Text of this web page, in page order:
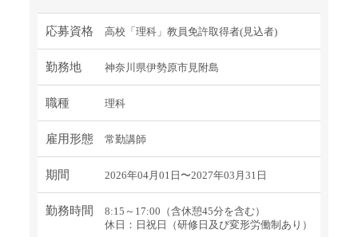
応募資格 高校「理科」教員免許取得者(見込者)
勤務地 神奈川県伊勢原市見附島
職種 理科
雇用形態 常勤講師
期間 2026年04月01日〜2027年03月31日
勤務時間
8:15～17:00（含休憩45分を含む）
休日：日祝日（研修日及び変形労働制あり）